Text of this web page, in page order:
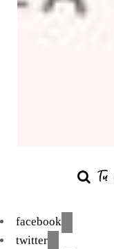
facebook
twitter